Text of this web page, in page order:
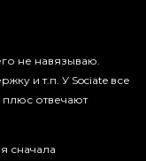
не навязываю.
и т.п. У Sociate все
отвечают
сначала